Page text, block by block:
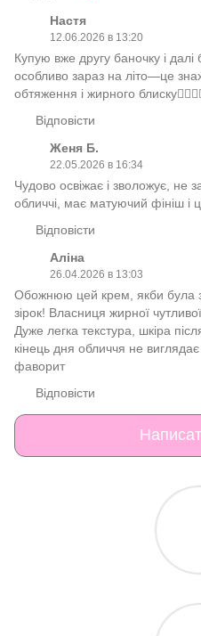
Настя
12.06.2026 в 13:20
Купую вже другу баночку і далі
особливо зараз на літо—це
обтяження і жирного
Відповісти
Женя Б.
22.05.2026 в 16:34
Чудово освіжає і зволожує, не
обличчі, має матуючий фініш і
Відповісти
Аліна
26.04.2026 в 13:03
Обожнюю цей крем, якби була
зірок! Власниця жирної
Дуже легка текстура, шкіра
кінець дня обличчя не
фаворит
Відповісти